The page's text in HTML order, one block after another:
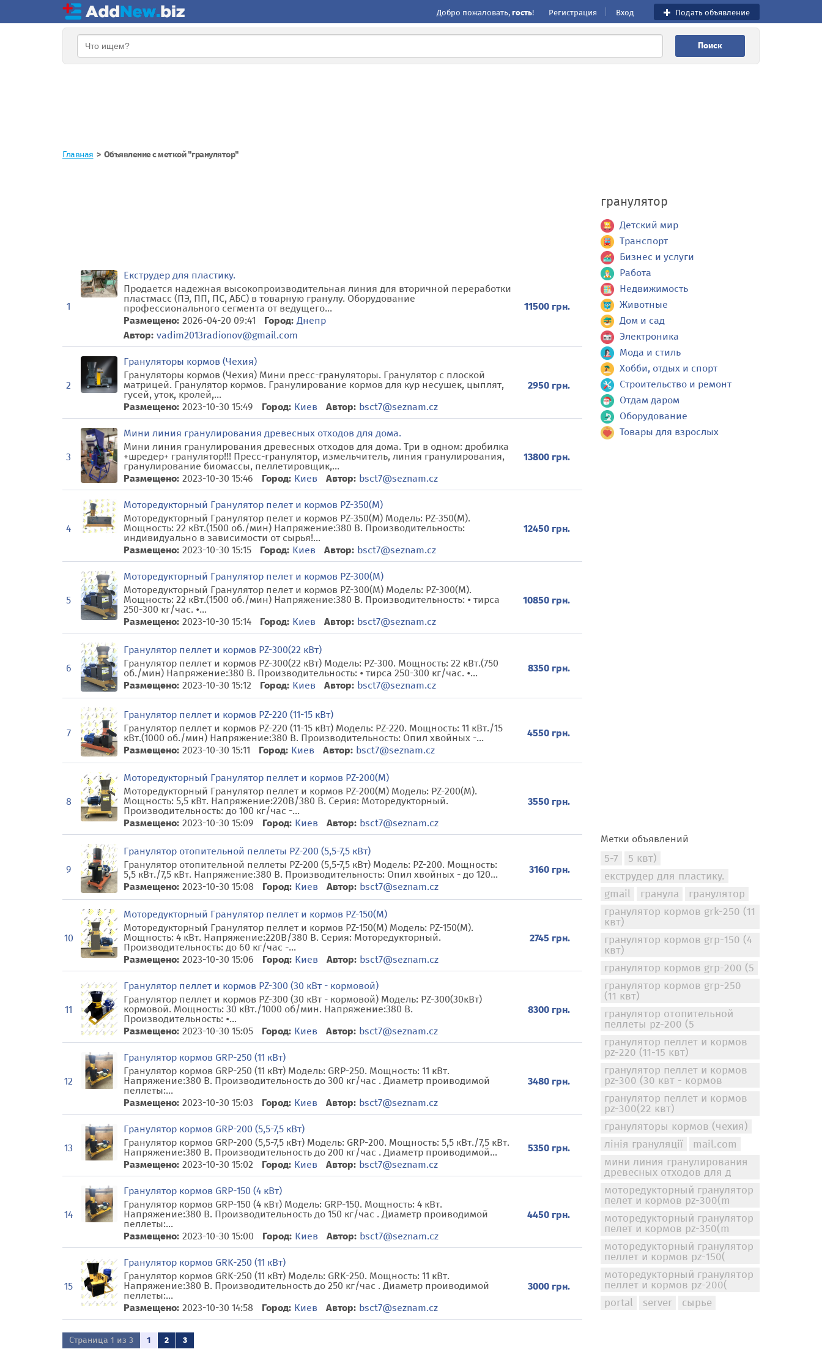
Добро пожаловать, гость! Регистрация Вход Подать объявление
Поиск
Главная Объявление с меткой "гранулятор"
1
Екструдер для пластику.
Продается надежная высокопроизводительная линия для вторичной переработки
пластмасс (ПЭ, ПП, ПС, АБС) в товарную гранулу. Оборудование
профессионального сегмента от ведущего...
Размещено: 2026-04-20 09:41 Город: Днепр
Автор: vadim2013radionov@gmail.com
11500 грн.
2
Грануляторы кормов (Чехия)
Грануляторы кормов (Чехия) Мини пресс-грануляторы. Гранулятор с плоской
матрицей. Гранулятор кормов. Гранулирование кормов для кур несушек, цыплят,
гусей, уток, кролей,...
Размещено: 2023-10-30 15:49 Город: Киев Автор: bsct7@seznam.cz
2950 грн.
3
Мини линия гранулирования древесных отходов для дома.
Мини линия гранулирования древесных отходов для дома. Три в одном: дробилка
+шредер+ гранулятор!!! Пресс-гранулятор, измельчитель, линия гранулирования,
гранулирование биомассы, пеллетировщик,...
Размещено: 2023-10-30 15:46 Город: Киев Автор: bsct7@seznam.cz
13800 грн.
4
Моторедукторный Гранулятор пелет и кормов PZ-350(M)
Моторедукторный Гранулятор пелет и кормов PZ-350(M) Модель: PZ-350(М).
Мощность: 22 кВт.(1500 об./мин) Напряжение:380 В. Производительность:
индивидуально в зависимости от сырья!...
Размещено: 2023-10-30 15:15 Город: Киев Автор: bsct7@seznam.cz
12450 грн.
5
Моторедукторный Гранулятор пелет и кормов PZ-300(M)
Моторедукторный Гранулятор пелет и кормов PZ-300(M) Модель: PZ-300(М).
Мощность: 22 кВт.(1500 об./мин) Напряжение:380 В. Производительность: • тирса
250-300 кг/час. •...
Размещено: 2023-10-30 15:14 Город: Киев Автор: bsct7@seznam.cz
10850 грн.
6
Гранулятор пеллет и кормов PZ-300(22 кВт)
Гранулятор пеллет и кормов PZ-300(22 кВт) Модель: PZ-300. Мощность: 22 кВт.(750
об./мин) Напряжение:380 В. Производительность: • тирса 250-300 кг/час. •...
Размещено: 2023-10-30 15:12 Город: Киев Автор: bsct7@seznam.cz
8350 грн.
7
Гранулятор пеллет и кормов PZ-220 (11-15 кВт)
Гранулятор пеллет и кормов PZ-220 (11-15 кВт) Модель: PZ-220. Мощность: 11 кВт./15
кВт.(1000 об./мин) Напряжение:380 В. Производительность: Опил хвойных -...
Размещено: 2023-10-30 15:11 Город: Киев Автор: bsct7@seznam.cz
4550 грн.
8
Моторедукторный Гранулятор пеллет и кормов PZ-200(M)
Моторедукторный Гранулятор пеллет и кормов PZ-200(M) Модель: PZ-200(M).
Мощность: 5,5 кВт. Напряжение:220В/380 В. Серия: Моторедукторный.
Производительность: до 100 кг/час -...
Размещено: 2023-10-30 15:09 Город: Киев Автор: bsct7@seznam.cz
3550 грн.
9
Гранулятор отопительной пеллеты PZ-200 (5,5-7,5 кВт)
Гранулятор отопительной пеллеты PZ-200 (5,5-7,5 кВт) Модель: PZ-200. Мощность:
5,5 кВт./7,5 кВт. Напряжение:380 В. Производительность: Опил хвойных - до 120...
Размещено: 2023-10-30 15:08 Город: Киев Автор: bsct7@seznam.cz
3160 грн.
10
Моторедукторный Гранулятор пеллет и кормов PZ-150(M)
Моторедукторный Гранулятор пеллет и кормов PZ-150(M) Модель: PZ-150(M).
Мощность: 4 кВт. Напряжение:220В/380 В. Серия: Моторедукторный.
Производительность: до 60 кг/час -...
Размещено: 2023-10-30 15:06 Город: Киев Автор: bsct7@seznam.cz
2745 грн.
11
Гранулятор пеллет и кормов PZ-300 (30 кВт - кормовой)
Гранулятор пеллет и кормов PZ-300 (30 кВт - кормовой) Модель: PZ-300(30кВт)
кормовой. Мощность: 30 кВт./1000 об/мин. Напряжение:380 В.
Производительность: •...
Размещено: 2023-10-30 15:05 Город: Киев Автор: bsct7@seznam.cz
8300 грн.
12
Гранулятор кормов GRP-250 (11 кВт)
Гранулятор кормов GRP-250 (11 кВт) Модель: GRP-250. Мощность: 11 кВт.
Напряжение:380 В. Производительность до 300 кг/час . Диаметр проиводимой
пеллеты:...
Размещено: 2023-10-30 15:03 Город: Киев Автор: bsct7@seznam.cz
3480 грн.
13
Гранулятор кормов GRP-200 (5,5-7,5 кВт)
Гранулятор кормов GRP-200 (5,5-7,5 кВт) Модель: GRP-200. Мощность: 5,5 кВт./7,5 кВт.
Напряжение:380 В. Производительность до 200 кг/час . Диаметр проиводимой...
Размещено: 2023-10-30 15:02 Город: Киев Автор: bsct7@seznam.cz
5350 грн.
14
Гранулятор кормов GRP-150 (4 кВт)
Гранулятор кормов GRP-150 (4 кВт) Модель: GRP-150. Мощность: 4 кВт.
Напряжение:380 В. Производительность до 150 кг/час . Диаметр проиводимой
пеллеты:...
Размещено: 2023-10-30 15:00 Город: Киев Автор: bsct7@seznam.cz
4450 грн.
15
Гранулятор кормов GRK-250 (11 кВт)
Гранулятор кормов GRK-250 (11 кВт) Модель: GRK-250. Мощность: 11 кВт.
Напряжение:380 В. Производительность до 250 кг/час . Диаметр проиводимой
пеллеты:...
Размещено: 2023-10-30 14:58 Город: Киев Автор: bsct7@seznam.cz
3000 грн.
Страница 1 из 3 1 2 3
гранулятор
Детский мир
Транспорт
Бизнес и услуги
Работа
Недвижимость
Животные
Дом и сад
Электроника
Мода и стиль
Хобби, отдых и спорт
Строительство и ремонт
Отдам даром
Оборудование
Товары для взрослых
Метки объявлений
5-7
5 квт)
екструдер для пластику.
gmail
гранула
гранулятор
гранулятор кормов grk-250 (11
квт)
гранулятор кормов grp-150 (4
квт)
гранулятор кормов grp-200 (5
гранулятор кормов grp-250
(11 квт)
гранулятор отопительной
пеллеты pz-200 (5
гранулятор пеллет и кормов
pz-220 (11-15 квт)
гранулятор пеллет и кормов
pz-300 (30 квт - кормов
гранулятор пеллет и кормов
pz-300(22 квт)
грануляторы кормов (чехия)
лінія грануляції
mail.com
мини линия гранулирования
древесных отходов для д
моторедукторный гранулятор
пелет и кормов pz-300(m
моторедукторный гранулятор
пелет и кормов pz-350(m
моторедукторный гранулятор
пеллет и кормов pz-150(
моторедукторный гранулятор
пеллет и кормов pz-200(
portal
server сырье